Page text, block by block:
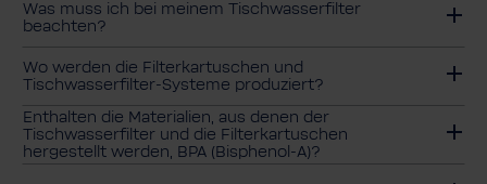
Was muss ich bei meinem Tischwasserfilter
beachten?
Wo werden die Filterkartuschen und
Tischwasserfilter-Systeme produziert?
Enthalten die Materialien, aus denen der
Tischwasserfilter und die Filterkartuschen
hergestellt werden, BPA (Bisphenol-A)?